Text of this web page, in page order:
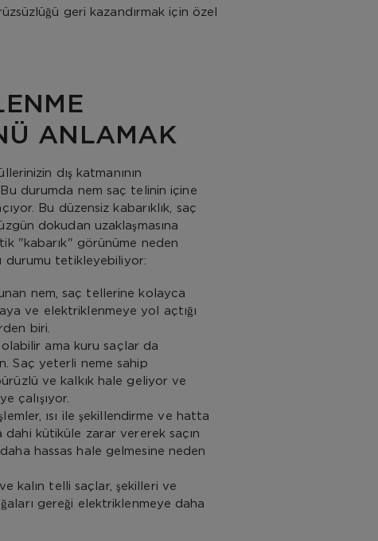
geri kazandırmak için özel
ANLAMAK
dış katmanının
durumda nem saç telinin içine
Bu düzensiz kabarıklık, saç
dokudan uzaklaşmasına
"kabarık" görünüme neden
tetikleyebiliyor:
nem, saç tellerine kolayca
ve elektriklenmeye yol açtığı
biri.
olabilir ama kuru saçlar da
Saç yeterli neme sahip
ve kalkık hale geliyor ve
çalışıyor.
ısı ile şekillendirme ve hatta
kütiküle zarar vererek saçın
hassas hale gelmesine neden
ve kalın telli saçlar, şekilleri ve
gereği elektriklenmeye daha